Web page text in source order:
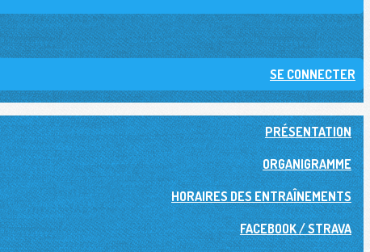
SE CONNECTER
PRÉSENTATION
ORGANIGRAMME
HORAIRES DES ENTRAÎNEMENTS
FACEBOOK / STRAVA